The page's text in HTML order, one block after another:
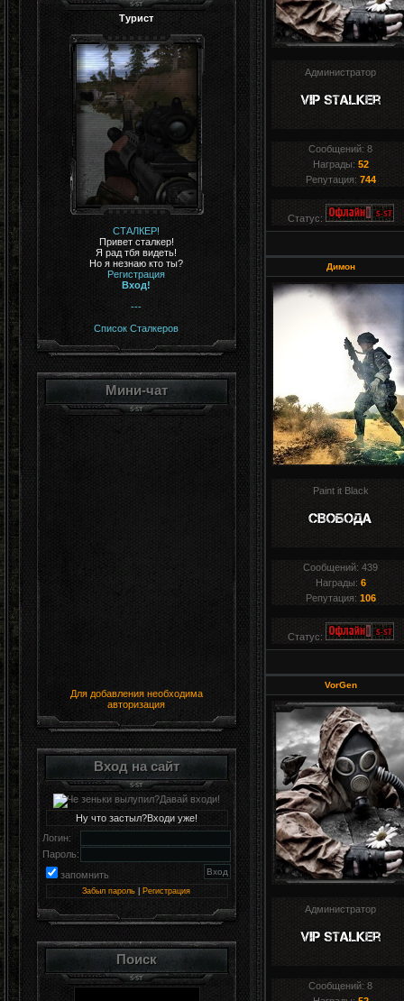
Турист
СТАЛКЕР!
Привет сталкер!
Я рад тбя видеть!
Но я незнаю кто ты?
Регистрация
Вход!
---
Список Сталкеров
Мини-чат
Для добавления необходима
авторизация
Вход на сайт
Ну что застыл?Входи уже!
Логин:
Пароль:
запомнить
Забыл пароль Регистрация
Поиск
Администратор
Сообщений:8
Награды: 52
Репутация: 744
Статус:
Димон
Paint it Black
Сообщений:439
Награды: 6
Репутация: 106
Статус:
VorGen
Администратор
Сообщений:8